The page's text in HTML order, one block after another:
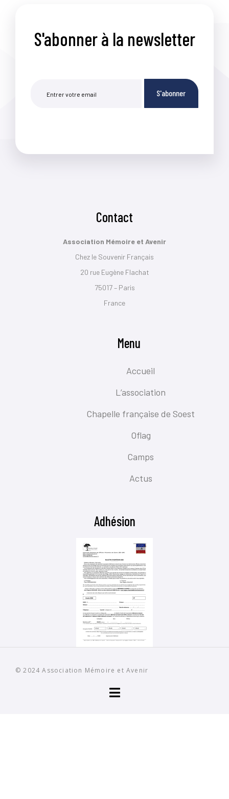
S'abonner à la newsletter
S'abonner
Contact
Association Mémoire et Avenir
Chez le Souvenir Français
20 rue Eugène Flachat
75017 – Paris
France
Menu
Accueil
L’association
Chapelle française de Soest
Oflag
Camps
Actus
Adhésion
© 2024Association Mémoire et Avenir